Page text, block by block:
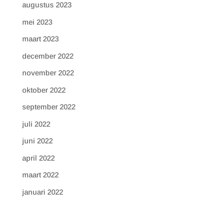
augustus 2023
mei 2023
maart 2023
december 2022
november 2022
oktober 2022
september 2022
juli 2022
juni 2022
april 2022
maart 2022
januari 2022